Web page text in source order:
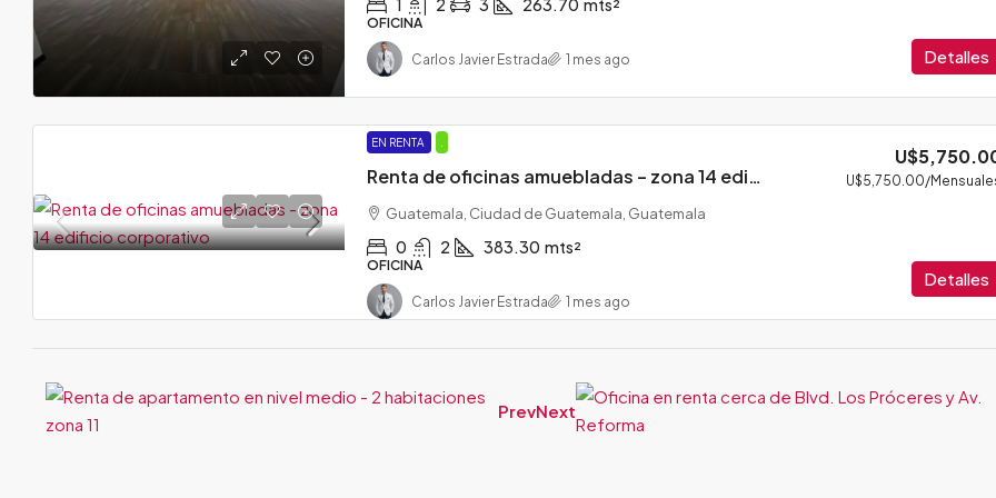
1 2 3 263.70 mts²
OFICINA
Detalles
Carlos Javier Estrada 1 mes ago
EN RENTA
Renta de oficinas amuebladas – zona 14 edificio corporativo U$5,750.00/
Guatemala, Ciudad de Guatemala, Guatemala
0 2 383.30 mts²
OFICINA
Detalles
Carlos Javier Estrada 1 mes ago
PrevNext